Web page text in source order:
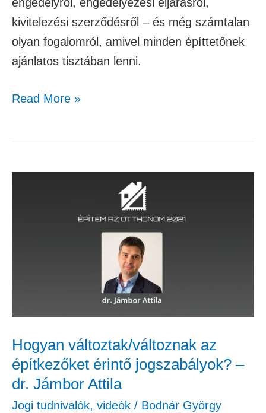
kivitelezési szerződésről – és még számtalan
olyan fogalomról, amivel minden építtetőnek
ajánlatos tisztában lenni.
Read More »
Hogyan változtak/változnak az
építkezőket érintő jogszabályok? –
dr. Jámbor Attila
Jogi tudnivalók, videók / Bodnár György
dr.
Jámbor
Attila